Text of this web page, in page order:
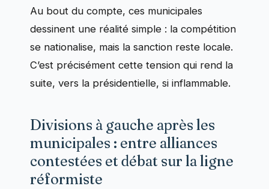
Au bout du compte, ces municipales
dessinent une réalité simple : la compétition
se nationalise, mais la sanction reste locale.
C’est précisément cette tension qui rend la
suite, vers la présidentielle, si inflammable.
Divisions à gauche après les
municipales : entre alliances
contestées et débat sur la ligne
réformiste